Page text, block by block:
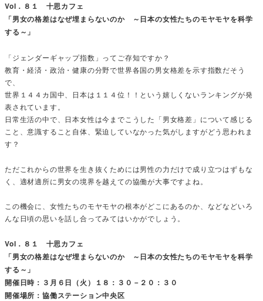
Vol．８１ 十思カフェ
「男女の格差はなぜ埋まらないのか ～日本の女性たちのモヤモヤを科学
する～」
「ジェンダーギャップ指数」ってご存知ですか？
教育・経済・政治・健康の分野で世界各国の男女格差を示す指数だそう
で、
世界１４４カ国中、日本は１１４位！！という嬉しくないランキングが発
表されています。
日常生活の中で、日本女性は今までこうした「男女格差」について感じる
こと、意識すること自体、緊迫していなかった気がしますがどう思われま
す？
ただこれからの世界を生き抜くためには男性の力だけで成り立つはずもな
く、適材適所に男女の境界を越えての協働が大事ですよね。
この機会に、女性たちのモヤモヤの根本がどこにあるのか、などなどいろ
んな日頃の思いを話し合ってみてはいかがでしょう。
Vol．８１ 十思カフェ
「男女の格差はなぜ埋まらないのか ～日本の女性たちのモヤモヤを科学
する～」
開催日時：３月６日（火）１８：３０－２０：３０
開催場所：協働ステーション中央区